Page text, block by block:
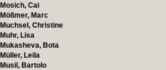
Mosich, Cai
Mößmer, Marc
Muchsel, Christine
Muhr, Lisa
Mukasheva, Bota
Müller, Leila
Musil, Bartolo